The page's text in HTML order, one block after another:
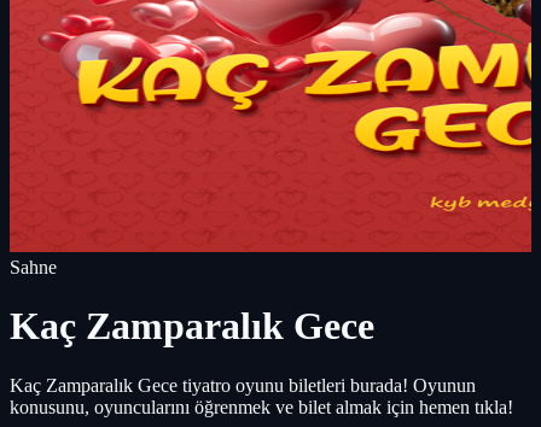
Sahne
Kaç Zamparalık Gece
Kaç Zamparalık Gece tiyatro oyunu biletleri burada! Oyunun
konusunu, oyuncularını öğrenmek ve bilet almak için hemen tıkla!